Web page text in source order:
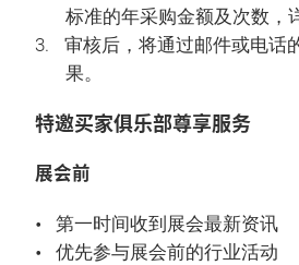
标准的年采购金额及次数，
审核后，将通过邮件或电话
果。
特邀买家俱乐部尊享服务
展会前
第一时间收到展会最新资讯
优先参与展会前的行业活动